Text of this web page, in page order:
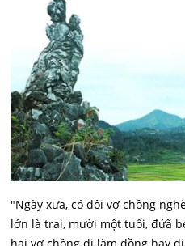
"Ngày xưa, có đôi vợ chồng
lớn là trai, mười một tuổi, đứã